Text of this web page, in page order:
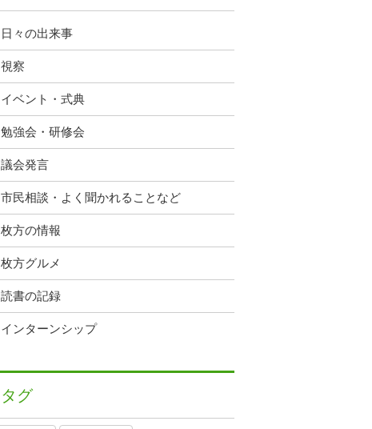
日々の出来事
視察
イベント・式典
勉強会・研修会
議会発言
市民相談・よく聞かれることなど
枚方の情報
枚方グルメ
読書の記録
インターンシップ
タグ